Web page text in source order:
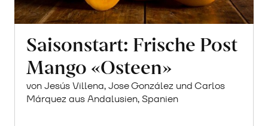
Saisonstart: Frische Post
Mango «Osteen»
von Jesús Villena, Jose González und Carlos
Márquez aus Andalusien, Spanien